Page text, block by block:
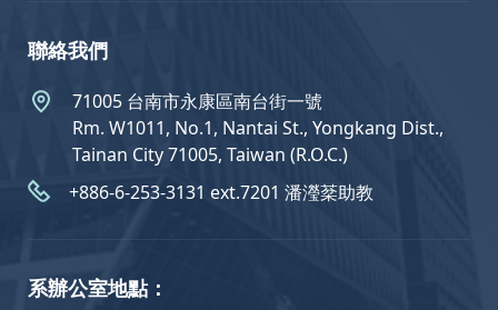
聯絡我們
71005 台南市永康區南台街一號
Rm. W1011, No.1, Nantai St., Yongkang Dist.,
Tainan City 71005, Taiwan (R.O.C.)
+886-6-253-3131 ext.7201 潘瀅棻助教
系辦公室地點：